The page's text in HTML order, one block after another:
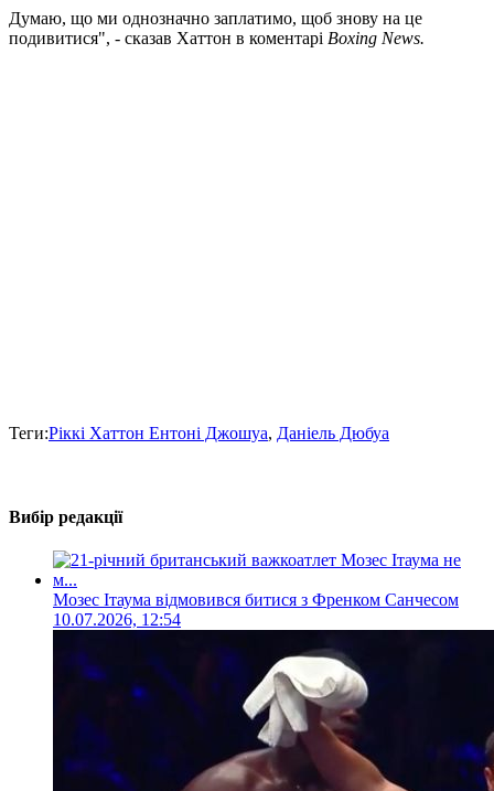
Думаю, що ми однозначно заплатимо, щоб знову на це
подивитися", - сказав Хаттон в коментарі Boxing News.
Теги:Ріккі Хаттон Ентоні Джошуа, Даніель Дюбуа
Вибір редакції
Мозес Ітаума відмовився битися з Френком Санчесом
10.07.2026, 12:54